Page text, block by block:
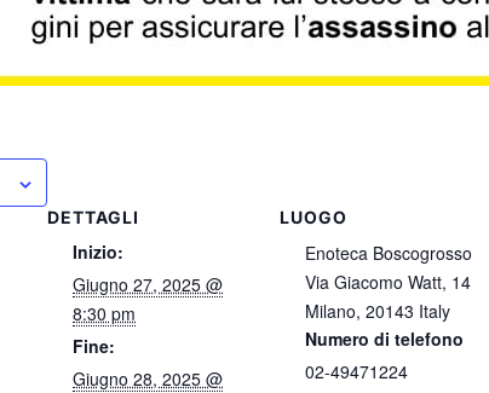
DETTAGLI
Inizio:
Giugno 27, 2025 @
8:30 pm
Fine:
Giugno 28, 2025 @
LUOGO
Enoteca Boscogrosso
Via Giacomo Watt, 14
Milano, 20143 Italy
Numero di telefono
02-49471224